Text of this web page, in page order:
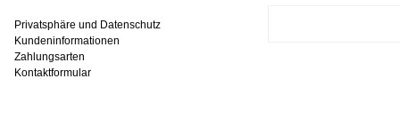
Privatsphäre und Datenschutz
Kundeninformationen
Zahlungsarten
Kontaktformular